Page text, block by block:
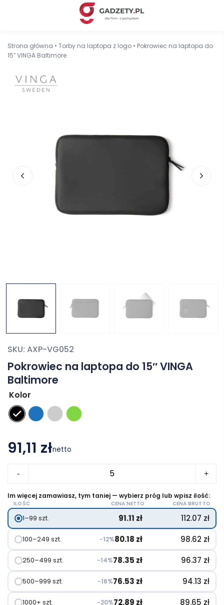
Strona główna • Torby na laptopa z logo • Pokrowiec na laptopa do
15″ VINGA Baltimore
Pokrowiec na laptopa do 15″ VINGA
Baltimore
SKU: AXP-VG052
Kolor
91,11 złnetto
-
na
laptopa
do
15"
VINGA
Baltimore
+
Im więcej zamawiasz, tym taniej — wybierz próg lub wpisz ilość:
ILOŚĆ CENA NETTO CENA BRUTTO
1–99 szt. 91.11 zł 112.07 zł
100–249 szt. −12%80.18 zł 98.62 zł
250–499 szt. −14%78.35 zł 96.37 zł
500–999 szt. −16%76.53 zł 94.13 zł
1000+ szt. −20%72.89 zł 89.65 zł